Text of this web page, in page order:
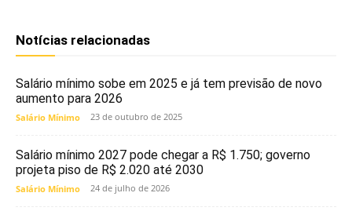
Notícias relacionadas
Salário mínimo sobe em 2025 e já tem previsão de novo
aumento para 2026
Salário Mínimo 23 de outubro de 2025
Salário mínimo 2027 pode chegar a R$ 1.750; governo
projeta piso de R$ 2.020 até 2030
Salário Mínimo 24 de julho de 2026